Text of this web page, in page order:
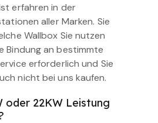
erfahren in der
aller Marken. Sie
Wallbox Sie nutzen
Bindung an bestimmte
erforderlich und Sie
nicht bei uns kaufen.
oder 22KW Leistung